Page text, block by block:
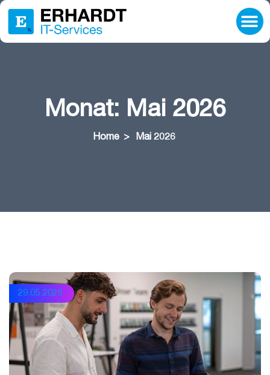
Monat: Mai 2026
Home > Mai 2026
29.05.2026